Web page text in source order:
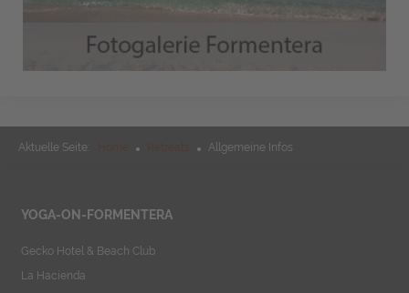
Aktuelle Seite: Allgemeine Infos
YOGA-ON-FORMENTERA
Gecko Hotel & Beach Club
La Hacienda